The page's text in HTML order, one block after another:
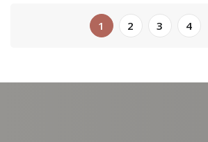
1 2 3 4